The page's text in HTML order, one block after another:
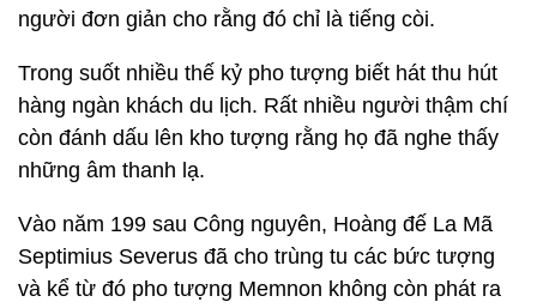
người đơn giản cho rằng đó chỉ là tiếng còi.
Trong suốt nhiều thế kỷ pho tượng biết hát thu hút
hàng ngàn khách du lịch. Rất nhiều người thậm chí
còn đánh dấu lên kho tượng rằng họ đã nghe thấy
những âm thanh lạ.
Vào năm 199 sau Công nguyên, Hoàng đế La Mã
Septimius Severus đã cho trùng tu các bức tượng
và kể từ đó pho tượng Memnon không còn phát ra